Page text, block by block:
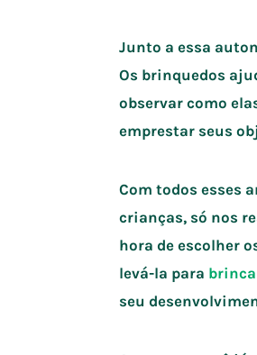
Junto a essa
Os brinquedos
observar como
emprestar seus
Com todos esses
crianças, só nos
hora de escolher
levá-la para
seu